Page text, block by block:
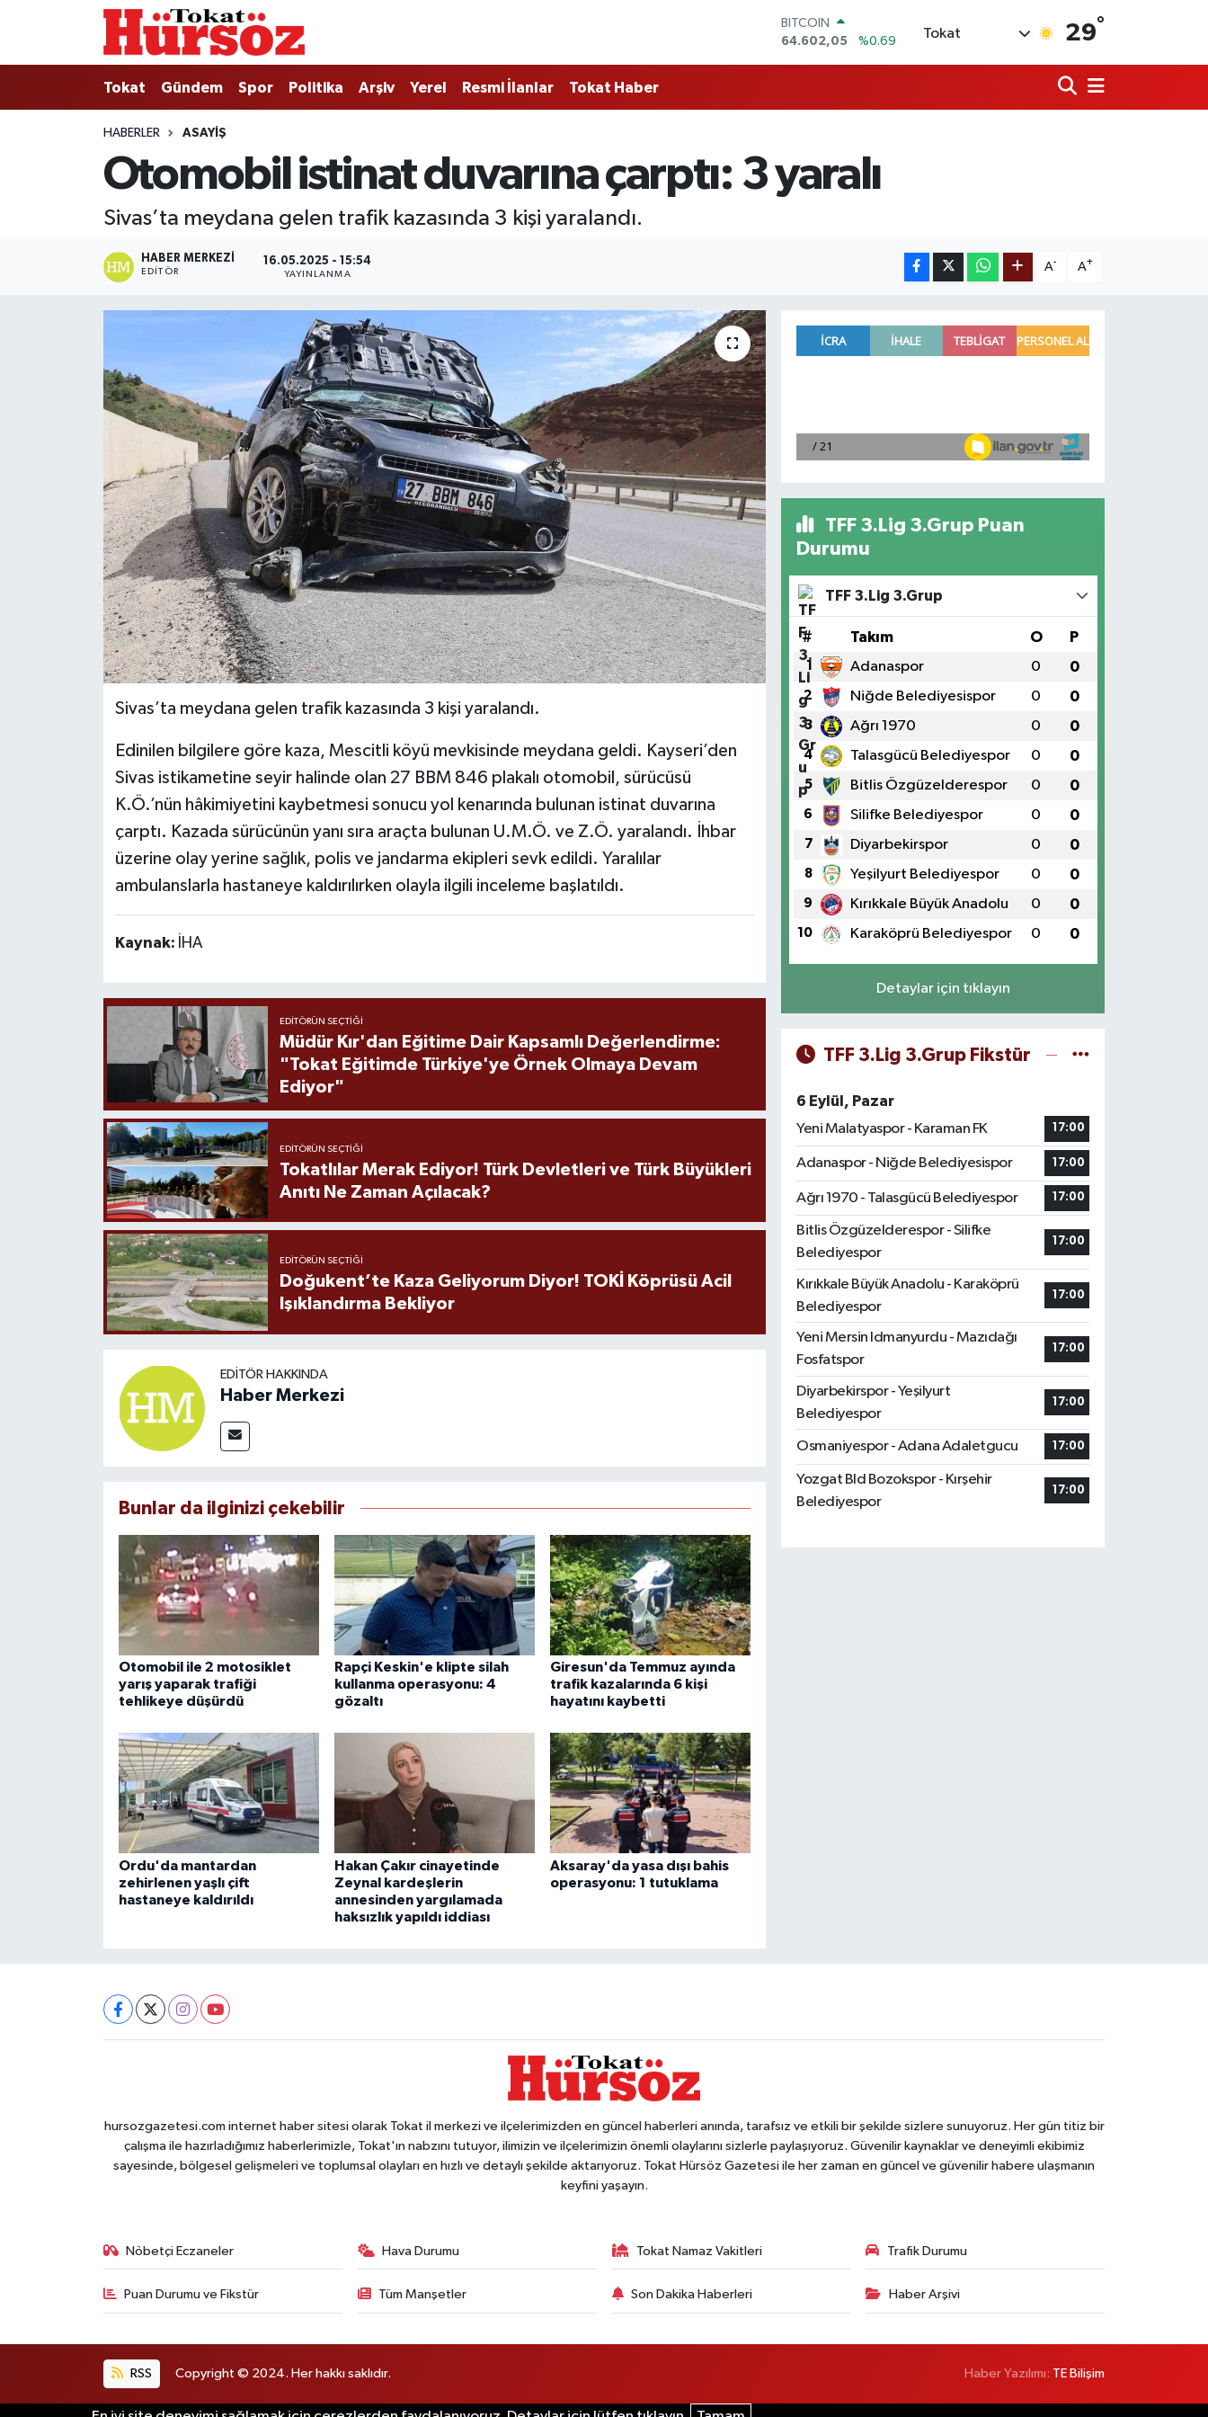
BITCOIN
64.602,05
%0.69
55,0700
%0.1
GRAM ALTIN
6518.23
%0.39
Tokat 29°
Tokat Gündem Spor Politika Arşiv Yerel Resmi İlanlar Tokat Haber
HABERLER ASAYIŞ
Otomobil istinat duvarına çarptı: 3 yaralı
Sivas’ta meydana gelen trafik kazasında 3 kişi yaralandı.
HABER MERKEZI
EDITÖR
16.05.2025 - 15:54
YAYINLANMA
A- A+
Sivas’ta meydana gelen trafik kazasında 3 kişi yaralandı.
Edinilen bilgilere göre kaza, Mescitli köyü mevkisinde meydana geldi. Kayseri’den
Sivas istikametine seyir halinde olan 27 BBM 846 plakalı otomobil, sürücüsü
K.Ö.’nün hâkimiyetini kaybetmesi sonucu yol kenarında bulunan istinat duvarına
çarptı. Kazada sürücünün yanı sıra araçta bulunan U.M.Ö. ve Z.Ö. yaralandı. İhbar
üzerine olay yerine sağlık, polis ve jandarma ekipleri sevk edildi. Yaralılar
ambulanslarla hastaneye kaldırılırken olayla ilgili inceleme başlatıldı.
Kaynak: İHA
EDITÖRÜN SEÇTIĞI
Müdür Kır'dan Eğitime Dair Kapsamlı Değerlendirme:
"Tokat Eğitimde Türkiye'ye Örnek Olmaya Devam
Ediyor"
EDITÖRÜN SEÇTIĞI
Tokatlılar Merak Ediyor! Türk Devletleri ve Türk Büyükleri
Anıtı Ne Zaman Açılacak?
EDITÖRÜN SEÇTIĞI
Doğukent’te Kaza Geliyorum Diyor! TOKİ Köprüsü Acil
Işıklandırma Bekliyor
EDITÖR HAKKINDA
Haber Merkezi
Bunlar da ilginizi çekebilir
Otomobil ile 2 motosiklet
yarış yaparak trafiği
tehlikeye düşürdü
Rapçi Keskin'e klipte silah
kullanma operasyonu: 4
gözaltı
Giresun'da Temmuz ayında
trafik kazalarında 6 kişi
hayatını kaybetti
Ordu'da mantardan
zehirlenen yaşlı çift
hastaneye kaldırıldı
Hakan Çakır cinayetinde
Zeynal kardeşlerin
annesinden yargılamada
haksızlık yapıldı iddiası
Aksaray'da yasa dışı bahis
operasyonu: 1 tutuklama
TFF 3.Lig 3.Grup Puan
Durumu
TFF 3.Lig 3.Grup
# Takım O P
1 Adanaspor 0 0
2 Niğde Belediyesispor 0 0
3 Ağrı 1970 0 0
4 Talasgücü Belediyespor 0 0
5 Bitlis Özgüzelderespor 0 0
6 Silifke Belediyespor 0 0
7 Diyarbekirspor 0 0
8 Yeşilyurt Belediyespor 0 0
9 Kırıkkale Büyük Anadolu 0 0
10 Karaköprü Belediyespor 0 0
Detaylar için tıklayın
TFF 3.Lig 3.Grup Fikstür
6 Eylül, Pazar
Yeni Malatyaspor - Karaman FK
17:00
Adanaspor - Niğde Belediyesispor 17:00
Ağrı 1970 - Talasgücü Belediyespor 17:00
Bitlis Özgüzelderespor - Silifke
Belediyespor
17:00
Kırıkkale Büyük Anadolu - Karaköprü
Belediyespor
17:00
Yeni Mersin Idmanyurdu - Mazıdağı
Fosfatspor
17:00
Diyarbekirspor - Yeşilyurt
Belediyespor
17:00
Osmaniyespor - Adana Adaletgucu 17:00
Yozgat Bld Bozokspor - Kırşehir
Belediyespor
17:00
hursozgazetesi.com internet haber sitesi olarak Tokat il merkezi ve ilçelerimizden en güncel haberleri anında, tarafsız ve etkili bir şekilde sizlere sunuyoruz. Her gün titiz bir
çalışma ile hazırladığımız haberlerimizle, Tokat'ın nabzını tutuyor, ilimizin ve ilçelerimizin önemli olaylarını sizlerle paylaşıyoruz. Güvenilir kaynaklar ve deneyimli ekibimiz
sayesinde, bölgesel gelişmeleri ve toplumsal olayları en hızlı ve detaylı şekilde aktarıyoruz. Tokat Hürsöz Gazetesi ile her zaman en güncel ve güvenilir habere ulaşmanın
keyfini yaşayın.
Nöbetçi Eczaneler Hava Durumu Tokat Namaz Vakitleri Trafik Durumu
Puan Durumu ve Fikstür Tüm Manşetler Son Dakika Haberleri Haber Arşivi
RSS Copyright © 2024. Her hakkı saklıdır. Haber Yazılımı: TE Bilişim
Tokat
Türkiye Gündemi
Gündem
Tokat Haber
Nöbetçi Eczaneler
Hava Durumu
Tokat Namaz Vakitleri
Süper Lig Puan Durumu ve Fikstür
Haber Arşivi